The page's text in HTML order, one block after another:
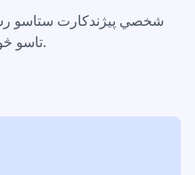
شخصي پیژندکارت ستاسو
تاسو څوک یاست او په آلمان کې اوسیږئ.